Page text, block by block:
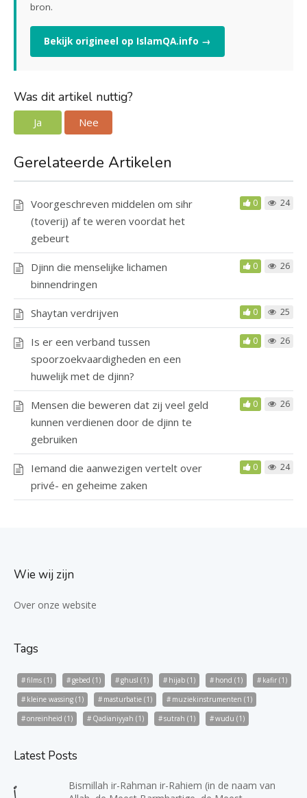
bron.
Bekijk origineel op IslamQA.info →
Was dit artikel nuttig?
Ja Nee
Gerelateerde Artikelen
Voorgeschreven middelen om sihr
(toverij) af te weren voordat het
gebeurt
0 24
Djinn die menselijke lichamen
binnendringen
0 26
Shaytan verdrijven 0 25
Is er een verband tussen
spoorzoekvaardigheden en een
huwelijk met de djinn?
0 26
Mensen die beweren dat zij veel geld
kunnen verdienen door de djinn te
gebruiken
0 26
Iemand die aanwezigen vertelt over
privé- en geheime zaken
0 24
Wie wij zijn
Over onze website
Tags
films (1) gebed (1) ghusl (1) hijab (1) hond (1) kafir (1)
kleine wassing (1) masturbatie (1) muziekinstrumenten (1)
onreinheid (1) Qadianiyyah (1) sutrah (1) wudu (1)
Latest Posts
Bismillah ir-Rahman ir-Rahiem (in de naam van